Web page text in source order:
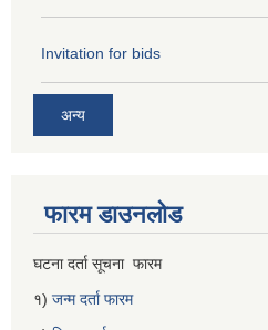
Invitation for bids
अन्य
फारम डाउनलोड
घटना दर्ता सूचना फारम
१) जन्म दर्ता फारम